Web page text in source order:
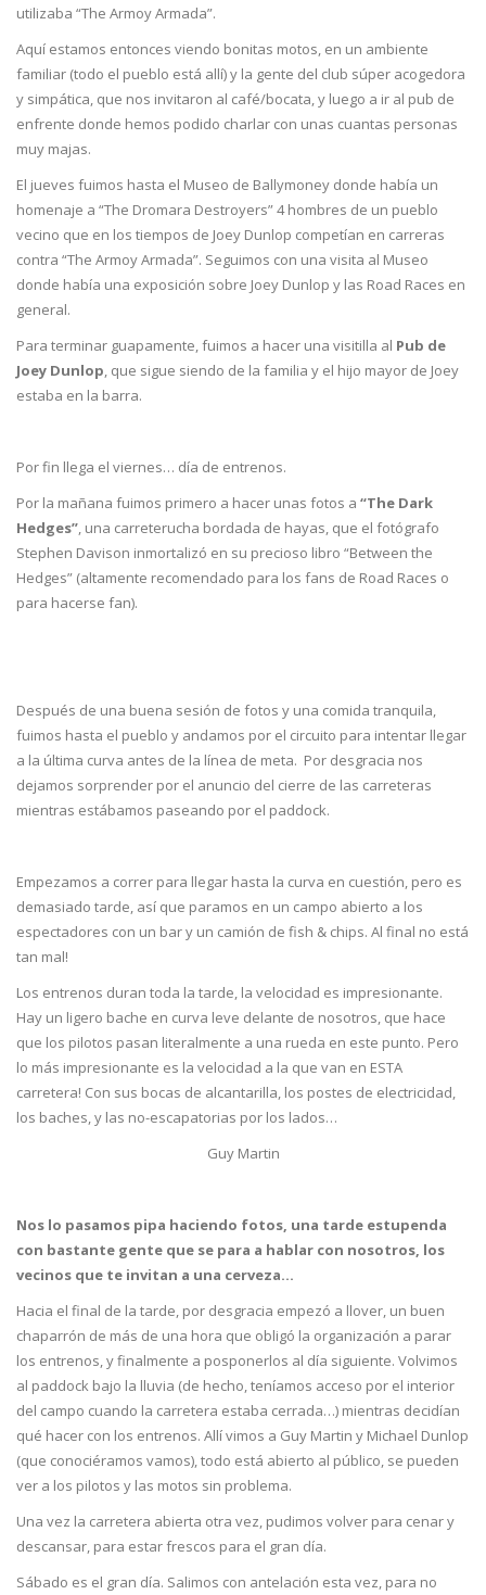
utilizaba “The Armoy Armada”.
Aquí estamos entonces viendo bonitas motos, en un ambiente
familiar (todo el pueblo está allí) y la gente del club súper acogedora
y simpática, que nos invitaron al café/bocata, y luego a ir al pub de
enfrente donde hemos podido charlar con unas cuantas personas
muy majas.
El jueves fuimos hasta el Museo de Ballymoney donde había un
homenaje a “The Dromara Destroyers” 4 hombres de un pueblo
vecino que en los tiempos de Joey Dunlop competían en carreras
contra “The Armoy Armada”. Seguimos con una visita al Museo
donde había una exposición sobre Joey Dunlop y las Road Races en
general.
Para terminar guapamente, fuimos a hacer una visitilla al Pub de
Joey Dunlop, que sigue siendo de la familia y el hijo mayor de Joey
estaba en la barra.
Por fin llega el viernes… día de entrenos.
Por la mañana fuimos primero a hacer unas fotos a “The Dark
Hedges”, una carreterucha bordada de hayas, que el fotógrafo
Stephen Davison inmortalizó en su precioso libro “Between the
Hedges” (altamente recomendado para los fans de Road Races o
para hacerse fan).
Después de una buena sesión de fotos y una comida tranquila,
fuimos hasta el pueblo y andamos por el circuito para intentar llegar
a la última curva antes de la línea de meta. Por desgracia nos
dejamos sorprender por el anuncio del cierre de las carreteras
mientras estábamos paseando por el paddock.
Empezamos a correr para llegar hasta la curva en cuestión, pero es
demasiado tarde, así que paramos en un campo abierto a los
espectadores con un bar y un camión de fish & chips. Al final no está
tan mal!
Los entrenos duran toda la tarde, la velocidad es impresionante.
Hay un ligero bache en curva leve delante de nosotros, que hace
que los pilotos pasan literalmente a una rueda en este punto. Pero
lo más impresionante es la velocidad a la que van en ESTA
carretera! Con sus bocas de alcantarilla, los postes de electricidad,
los baches, y las no-escapatorias por los lados…
Guy Martin
Nos lo pasamos pipa haciendo fotos, una tarde estupenda
con bastante gente que se para a hablar con nosotros, los
vecinos que te invitan a una cerveza…
Hacia el final de la tarde, por desgracia empezó a llover, un buen
chaparrón de más de una hora que obligó la organización a parar
los entrenos, y finalmente a posponerlos al día siguiente. Volvimos
al paddock bajo la lluvia (de hecho, teníamos acceso por el interior
del campo cuando la carretera estaba cerrada…) mientras decidían
qué hacer con los entrenos. Allí vimos a Guy Martin y Michael Dunlop
(que conociéramos vamos), todo está abierto al público, se pueden
ver a los pilotos y las motos sin problema.
Una vez la carretera abierta otra vez, pudimos volver para cenar y
descansar, para estar frescos para el gran día.
Sábado es el gran día. Salimos con antelación esta vez, para no